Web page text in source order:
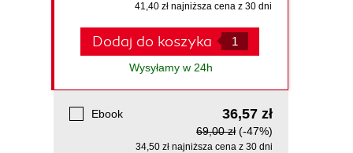
41,40 zł najniższa cena z 30 dni
Dodaj do koszyka
Wysyłamy w 24h
Ebook 36,57 zł
69,00 zł (-47%)
34,50 zł najniższa cena z 30 dni